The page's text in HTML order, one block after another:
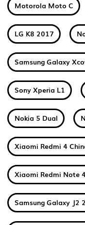
Motorola Moto C
LG K8 2017
Samsung Galaxy
Sony Xperia L1
Nokia 5 Dual
Xiaomi Redmi 4
Xiaomi Redmi Note
Samsung Galaxy J2